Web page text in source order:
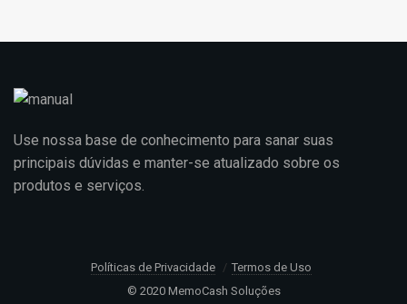
Use nossa base de conhecimento para sanar suas
principais dúvidas e manter-se atualizado sobre os
produtos e serviços.
Políticas de Privacidade
Termos de Uso
© 2020 MemoCash Soluções